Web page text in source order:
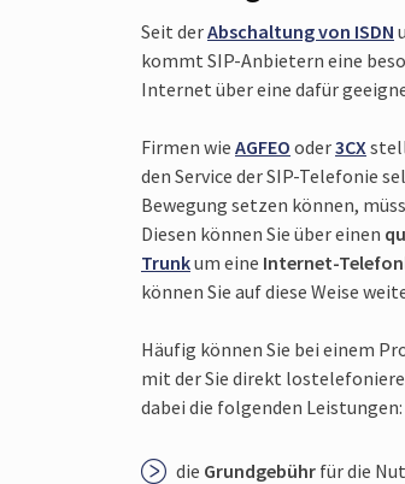
Seit derAbschal­tung von ISDN
kommt SIP-Anbietern eine
Internet über eine dafür
Firmen wie AGFEO oder3CX
den Service der SIP-Telefonie
Bewegung setzen können,
Diesen können Sie über einen
Trunkum eine Internet-
können Sie auf diese Weise
Häufig können Sie bei einem
mit der Sie direkt
dabei die folgenden Leis­tungen:
die Grund­gebührfür die